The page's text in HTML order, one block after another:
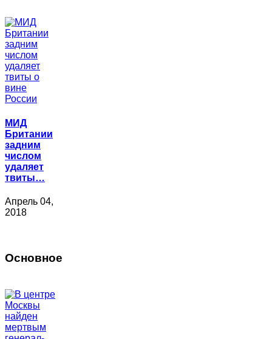
МИД
Британии
задним
числом
удаляет
твиты…
Апрель 04,
2018
Основное